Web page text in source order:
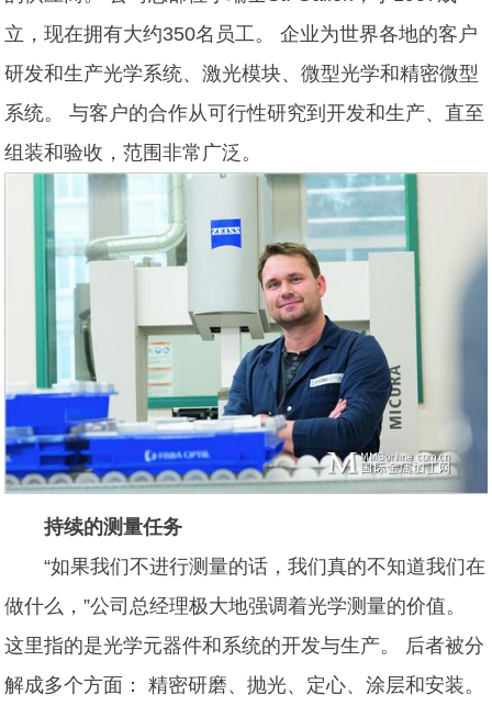
立，现在拥有大约350名员工。 企业为世界各地的客户
研发和生产光学系统、激光模块、微型光学和精密微型
系统。 与客户的合作从可行性研究到开发和生产、直至
组装和验收，范围非常广泛。
持续的测量任务
“如果我们不进行测量的话，我们真的不知道我们在
做什么，”公司总经理极大地强调着光学测量的价值。
这里指的是光学元器件和系统的开发与生产。 后者被分
解成多个方面： 精密研磨、抛光、定心、涂层和安装。